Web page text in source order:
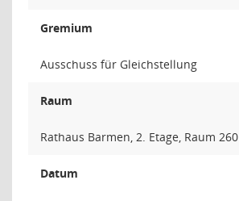
Gremium
Ausschuss für Gleichstellung
Raum
Rathaus Barmen, 2. Etage, Raum 260
Datum